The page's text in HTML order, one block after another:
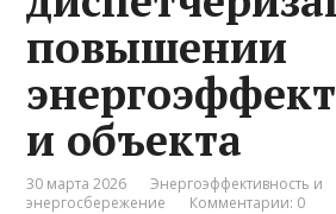
повышении
и объекта
30 марта 2026
Энергоэффективность и
энергосбережение
Комментарии: 0